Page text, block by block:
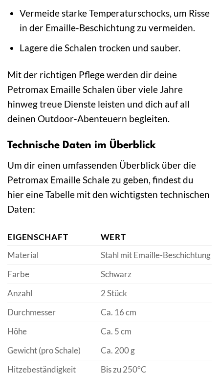
Vermeide starke Temperaturschocks, um Risse
in der Emaille-Beschichtung zu vermeiden.
Lagere die Schalen trocken und sauber.
Mit der richtigen Pflege werden dir deine
Petromax Emaille Schalen über viele Jahre
hinweg treue Dienste leisten und dich auf all
deinen Outdoor-Abenteuern begleiten.
Technische Daten im Überblick
Um dir einen umfassenden Überblick über die
Petromax Emaille Schale zu geben, findest du
hier eine Tabelle mit den wichtigsten technischen
Daten:
EIGENSCHAFT
WERT
Material
Stahl mit Emaille-Beschichtung
Farbe
Schwarz
Anzahl
2 Stück
Durchmesser
Ca. 16 cm
Höhe
Ca. 5 cm
Gewicht (pro Schale)
Ca. 200 g
Hitzebeständigkeit
Bis zu 250°C